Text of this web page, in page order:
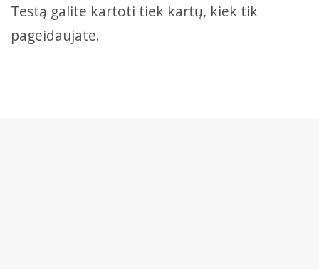
Testą galite kartoti tiek kartų, kiek tik
pageidaujate.